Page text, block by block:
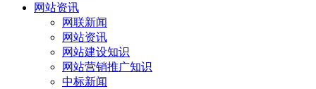
网站资讯
网联新闻
网站资讯
网站建设知识
网站营销推广知识
中标新闻